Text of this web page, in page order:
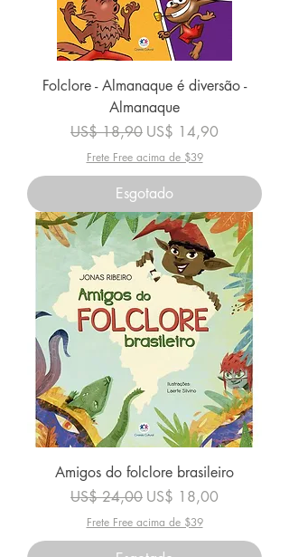
Folclore - Almanaque é diversão -
Almanaque
Preço normal
US$ 18,90 Preço promocional
US$ 14,90
Frete Free acima de $39
Esgotado
Amigos do folclore brasileiro
Preço normal
US$ 24,00 Preço promocional
US$ 18,00
Frete Free acima de $39